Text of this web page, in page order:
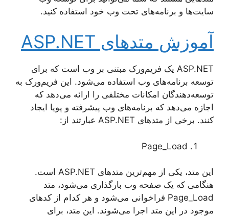
سایت‌ها و برنامه‌های تحت وب خود استفاده کنید.
آموزش متدهای ASP.NET
ASP.NET یک فریم‌ورک مبتنی بر وب است که برای
توسعه برنامه‌های وب استفاده می‌شود. این فریم‌ورک به
توسعه‌دهندگان امکانات مختلفی را ارائه می‌دهد که
اجازه می‌دهد که برنامه‌های وب پیشرفته و پویا ایجاد
کنند. برخی از متدهای ASP.NET عبارتند از:
Page_Load
این متد، یکی از مهم‌ترین متدهای ASP.NET است.
هنگامی که یک صفحه وب بارگذاری می‌شود، متد
Page_Load فراخوانی می‌شود و هر کدام از کدهای
موجود در این متد اجرا می‌شوند. این متد، برای